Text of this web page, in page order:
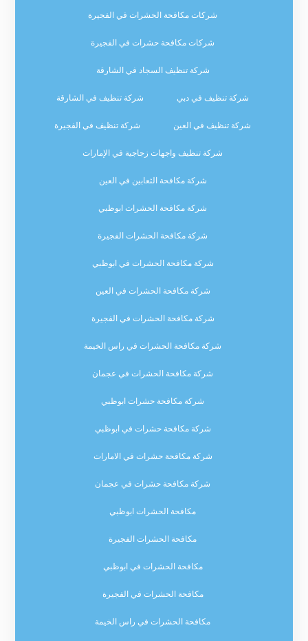
شركات مكافحة الحشرات في الفجيرة
شركات مكافحة حشرات في الفجيرة
شركة تنظيف السجاد في الشارقة
شركة تنظيف في دبي شركة تنظيف في الشارقة
شركة تنظيف في العين شركة تنظيف في الفجيرة
شركة تنظيف واجهات زجاجية في الإمارات
شركة مكافحة الثعابين في العين
شركة مكافحة الحشرات ابوظبي
شركة مكافحة الحشرات الفجيرة
شركة مكافحة الحشرات في ابوظبي
شركة مكافحة الحشرات في العين
شركة مكافحة الحشرات في الفجيرة
شركة مكافحة الحشرات في راس الخيمة
شركة مكافحة الحشرات في عجمان
شركة مكافحة حشرات ابوظبي
شركة مكافحة حشرات في ابوظبي
شركة مكافحة حشرات في الامارات
شركة مكافحة حشرات في عجمان
مكافحة الحشرات ابوظبي
مكافحة الحشرات الفجيرة
مكافحة الحشرات في ابوظبي
مكافحة الحشرات في الفجيرة
مكافحة الحشرات في راس الخيمة